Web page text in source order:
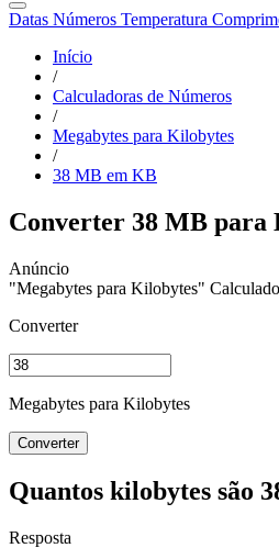
Datas Números Temperatura
Início
/
Calculadoras de Números
/
Megabytes para Kilobytes
/
38 MB em KB
Converter 38 MB para
"Megabytes para Kilobytes"
Converter
Megabytes para Kilobytes
Converter
Quantos kilobytes são
Resposta